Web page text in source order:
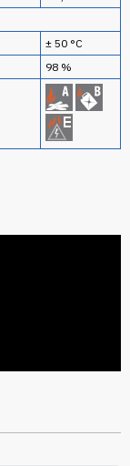
± 50 °С
98 %